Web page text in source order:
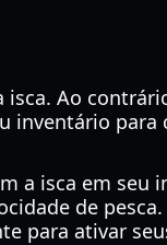
Ao
inventário para
a isca em seu
de
para ativar